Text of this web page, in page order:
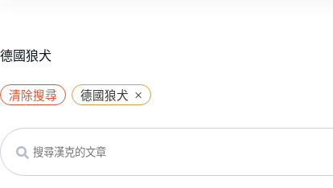
德國狼犬
清除搜尋 德國狼犬 ×
Search